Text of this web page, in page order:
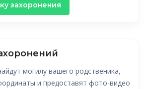
захоронения
могилу вашего родственика,
и предоставят фото-видео